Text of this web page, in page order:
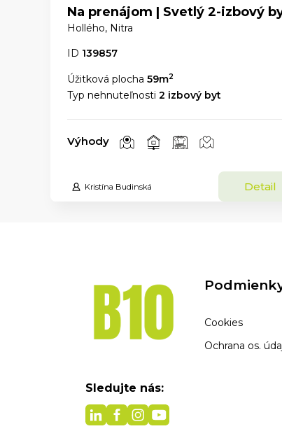
Na prenájom | Svetlý 2-izbový byt s panoramatickým výhľadom v centre
Hollého, Nitra
ID 139857
Úžitková plocha 59m2
Typ nehnuteľnosti 2 izbový byt
Výhody
Kristína Budinská Detail
Sledujte nás:
Cookies
Ochrana os.